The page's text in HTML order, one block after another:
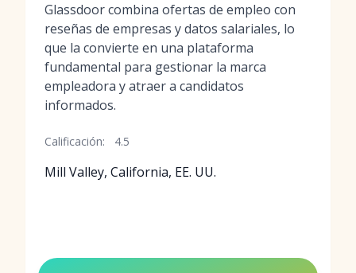
Glassdoor combina ofertas de empleo con
reseñas de empresas y datos salariales, lo
que la convierte en una plataforma
fundamental para gestionar la marca
empleadora y atraer a candidatos
informados.
Calificación: 4.5
Mill Valley, California, EE. UU.